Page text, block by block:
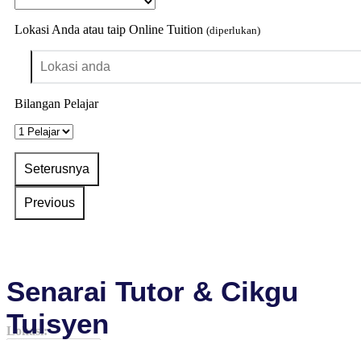
Lokasi Anda atau taip Online Tuition (diperlukan)
Bilangan Pelajar
Senarai Tutor & Cikgu
Tuisyen
Lokasi: